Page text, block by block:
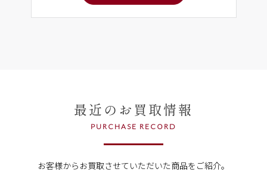
最近のお買取情報
PURCHASE RECORD
お客様からお買取させていただいた商品をご紹介。